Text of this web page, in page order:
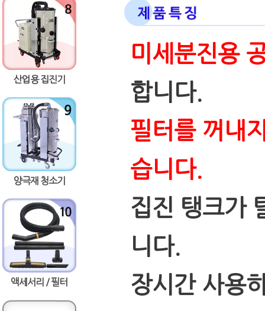
산업용 집진기
양극재 청소기
액세서리 / 필터
미세분진용
합니다.
필터를 꺼내
습니다.
집진 탱크가
니다.
장시간 사용